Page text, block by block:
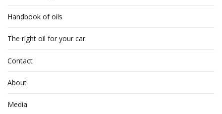
Handbook of oils
The right oil for your car
Contact
About
Media